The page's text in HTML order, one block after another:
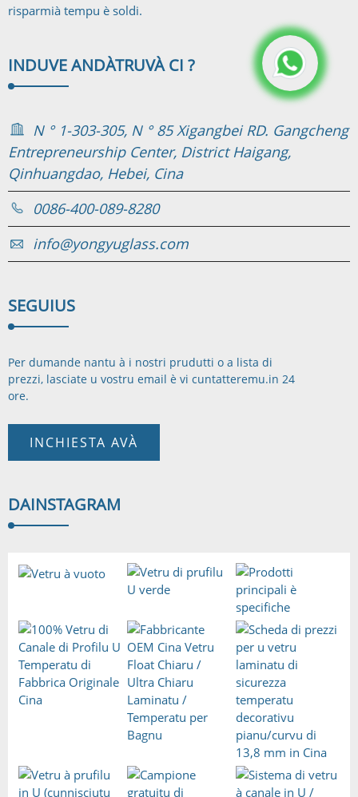
risparmià tempu è soldi.
INDUVE ANDÀTRUVÀ CI ?
N ° 1-303-305, N ° 85 Xigangbei RD. Gangcheng
Entrepreneurship Center, District Haigang,
Qinhuangdao, Hebei, Cina
0086-400-089-8280
info@yongyuglass.com
SEGUIUS
Per dumande nantu à i nostri prudutti o a lista di
prezzi, lasciate u vostru email è vi cuntatteremu.in 24
ore.
INCHIESTA AVÀ
DAINSTAGRAM